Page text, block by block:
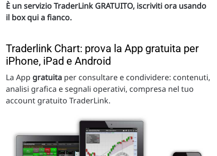
È un servizio TraderLink GRATUITO, iscriviti ora usando
il box qui a fianco.
Traderlink Chart: prova la App gratuita per
iPhone, iPad e Android
La App gratuita per consultare e condividere: contenuti,
analisi grafica e segnali operativi, compresa nel tuo
account gratuito TraderLink.